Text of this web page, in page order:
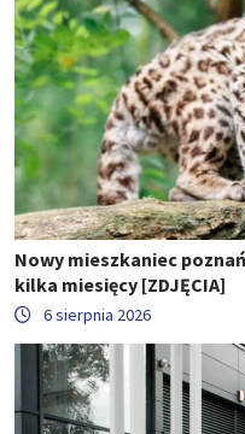
Nowy mieszkaniec
kilka miesięcy [ZDJĘCIA]
6 sierpnia 2026